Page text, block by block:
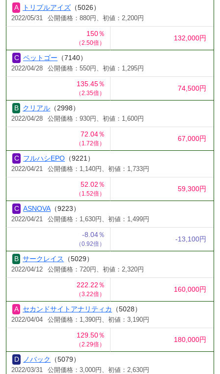
トリプルアイズ （5026）
2022/05/31 公開価格：880円、初値：2,200円
150％
（2.50倍）
132,000円
ペットゴー （7140）
2022/04/28 公開価格：550円、初値：1,295円
135.45％
（2.35倍）
74,500円
クリアル （2998）
2022/04/28 公開価格：930円、初値：1,600円
72.04％
（1.72倍）
67,000円
フルハシEPO （9221）
2022/04/21 公開価格：1,140円、初値：1,733円
52.02％
（1.52倍）
59,300円
ASNOVA （9223）
2022/04/21 公開価格：1,630円、初値：1,499円
-8.04％
（0.92倍）
-13,100円
サークレイス （5029）
2022/04/12 公開価格：720円、初値：2,320円
222.22％
（3.22倍）
160,000円
セカンドサイトアナリティカ （5028）
2022/04/04 公開価格：1,390円、初値：3,190円
129.50％
（2.29倍）
180,000円
ノバック （5079）
2022/03/31 公開価格：3,000円、初値：2,630円